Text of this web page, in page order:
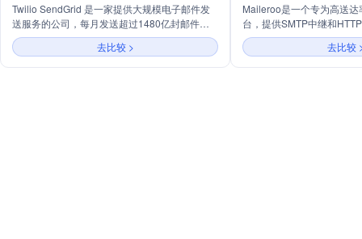
Twilio SendGrid 是一家提供大规模电子邮件发
送服务的公司，每月发送超过1480亿封邮件，
拥有82000多个客户。公司提供可靠的API和工
具，帮助用户优化邮件送达率，拥有100多名全
职邮件递送专家。
去比较 >
Maileroo是一个专为高送
台，提供SMTP中继和
轻松发送事务性和营销性
邮件营销工具，支持创建
动，进行受众细分和邮件
去比较